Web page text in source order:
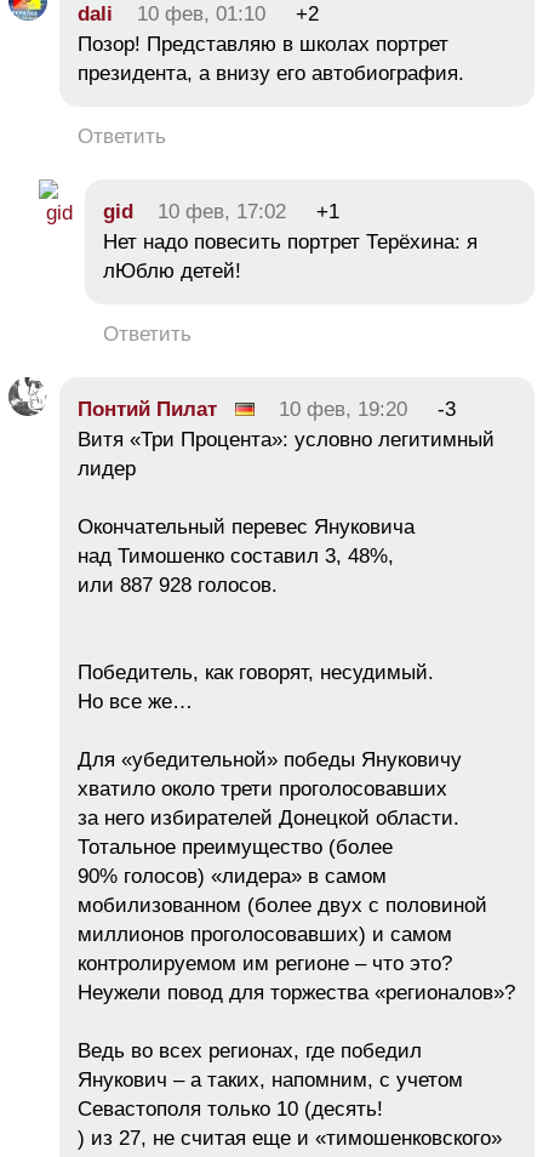
dali 10 фев, 01:10
+2
Позор! Представляю в школах портрет
президента, а внизу его автобиография.
Ответить
gid 10 фев, 17:02
+1
Нет надо повесить портрет Терёхина: я
лЮблю детей!
Ответить
Понтий Пилат 10 фев, 19:20
-3
Витя «Три Процента»: условно легитимный
лидер
Окончательный перевес Януковича
над Тимошенко составил 3, 48%,
или 887 928 голосов.
Победитель, как говорят, несудимый.
Но все же…
Для «убедительной» победы Януковичу
хватило около трети проголосовавших
за него избирателей Донецкой области.
Тотальное преимущество (более
90% голосов) «лидера» в самом
мобилизованном (более двух с половиной
миллионов проголосовавших) и самом
контролируемом им регионе – что это?
Неужели повод для торжества «регионалов»?
Ведь во всех регионах, где победил
Янукович – а таких, напомним, c учетом
Севастополя только 10 (деcять!
) из 27, не считая еще и «тимошенковского»